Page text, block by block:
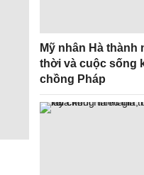
Mỹ nhân Hà thành
thời và cuộc sống
chồng Pháp